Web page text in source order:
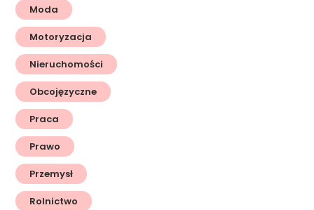
Moda
Motoryzacja
Nieruchomości
Obcojęzyczne
Praca
Prawo
Przemysł
Rolnictwo